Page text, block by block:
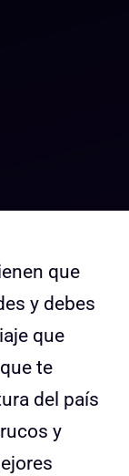
que
y debes
que
te
del país
y